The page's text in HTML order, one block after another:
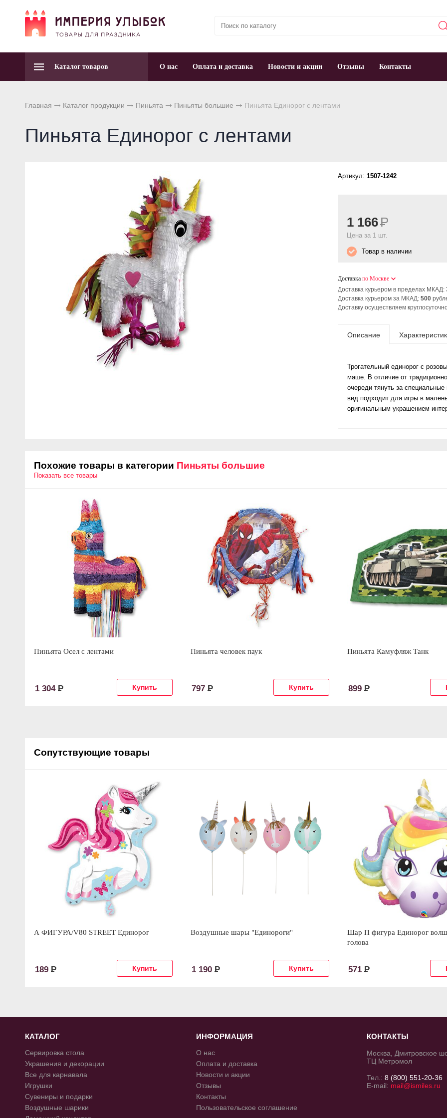
Каталог товаров О нас Оплата и доставка Новости и акции Отзывы Контакты
Главная Каталог продукции Пиньята Пиньяты большие Пиньята Единорог с лентами
Пиньята Единорог с лентами
Артикул: 1507-1242
1 166Р
Цена за 1 шт.
Товар в наличии
Доставка по Москве
Доставка курьером в пределах МКАД:
Доставка курьером за МКАД: 500
Доставку осуществляем
Описание
Трогательный единорог с
маше. В отличие от
очереди тянуть за специальные
вид подходит для игры в
оригинальным украшением
Похожие товары в категории Пиньяты большие
Показать все товары
Пиньята Осел с лентами
1 304 Р
Пиньята человек паук
797 Р
Пиньята Камуфляж Танк
899 Р
Сопутствующие товары
А ФИГУРА/V80 STREET Единорог
189 Р
Воздушные шары "Единороги"
1 190 Р
Шар П фигура Единорог
голова
571 Р
КАТАЛОГ
Сервировка стола
Украшения и декорации
Все для карнавала
Игрушки
Сувениры и подарки
Воздушные шарики
ИНФОРМАЦИЯ
О нас
Оплата и доставка
Новости и акции
Отзывы
Контакты
Пользовательское соглашение
КОНТАКТЫ
Москва, Дмитровское
ТЦ Метромол
Тел.:8 (800) 551-20-36
E-mail: mail@ismiles.ru